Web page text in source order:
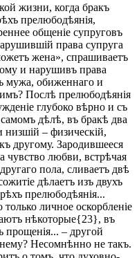
жизни, когда бракъ
прелюбодѣянія,
общеніе супруговъ
права супруга
жена», спрашиваетъ
и нарушивъ права
мужа, обиженнаго и
Послѣ прелюбодѣянія
глубоко вѣрно и съ
дѣлѣ, въ бракѣ два
низшій – физическій,
другому. Зародившееся
чувство любви, встрѣчая
пола, сливаетъ двѣ
дѣлаетъ изъ двухъ
прелюбодѣянія...
личное оскорбленіе
нѣкоторые{23}, въ
прощенія... – другой
Несомнѣнно не такъ.